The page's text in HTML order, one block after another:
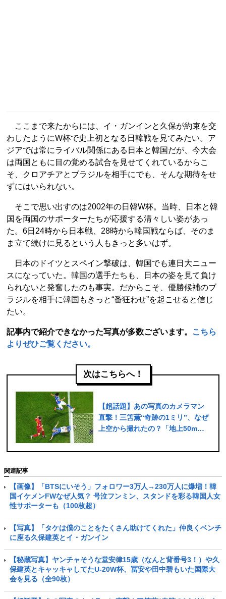
ここまで来たからには、イ・ガンインと久保が約束を交
わしたようにW杯で史上初となる日韓戦を見てみたい。ア
ジアでは常にライバル関係にある日本と韓国だが、今大会
は両国ともに目の覚める試合を見せてくれているからこ
そ、クロアチアとブラジルを相手にでも、そんな期待をせ
ずにはいられない。
そこで思い出すのは2002年の日韓W杯。当時、日本と韓
国を両国のサポーターたちが応援する清々しい姿があっ
た。6日24時から日本戦、28時から韓国戦ならば、そのま
ま立て続けに見るという人もきっと多いはず。
日本のドイツとスペイン撃破は、韓国でも連日大ニュー
スになっていた。韓国の選手たちも、日本の姿を見て負け
られないと発奮したのも事実。だからこそ、優勝候補のブ
ラジルを相手に韓国もきっと“番狂わせ”を起こせると信じ
たい。
記事内で紹介できなかった写真が多数ございます。
こちら
よりぜひご覧ください。
次はこちらへ！
【超話題】あの写真のカメラマン
直撃！三笘薫“奇跡の1ミリ”、なぜ
上空から撮れたの？「地上50mか
た」
関連記事
【画像】「BTSにいそう」フォロワー3万人→230万人に爆増！韓
国イケメンFWなぜ人気？ 号泣フンミン、スタンドを彩る韓国人女
性サポーターも（100枚超）
【写真】「タケは僕のことをたくさん助けてくれた」仲良くベンチ
に座る久保建英とイ・ガンイン
【秘蔵写真】ヤンチャそうな堂安律15歳（なんと背番号3！）や久
保建英とキャッキャしてたU-20W杯、冨安や田中碧もいた国際大
会を見る（全90枚）